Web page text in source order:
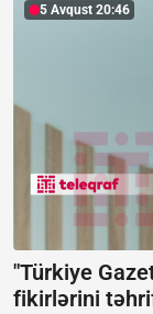
5 Avqust 20:46
"Türkiye
fikirlərini